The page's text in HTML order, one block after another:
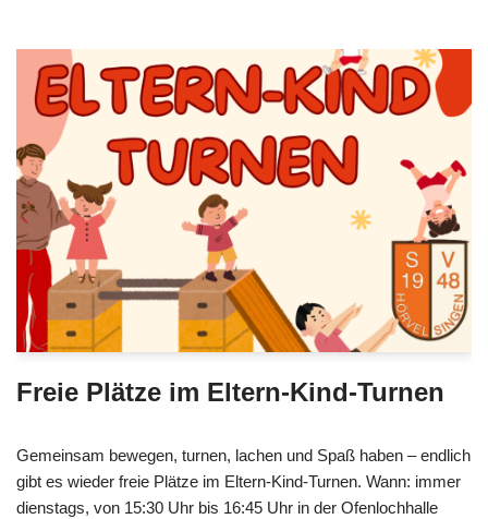
Freie Plätze im Eltern-Kind-Turnen
Gemeinsam bewegen, turnen, lachen und Spaß haben – endlich
gibt es wieder freie Plätze im Eltern-Kind-Turnen. Wann: immer
dienstags, von 15:30 Uhr bis 16:45 Uhr in der Ofenlochhalle